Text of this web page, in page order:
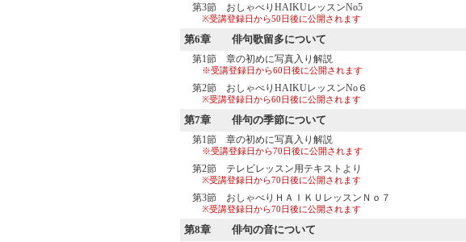
第3節 おしゃべりHAIKUレッスンNo5
※受講登録日から50日後に公開されます
第6章 俳句歌留多について
第1節 章の初めに写真入り解説
※受講登録日から60日後に公開されます
第2節 おしゃべりHAIKUレッスンNo６
※受講登録日から60日後に公開されます
第7章 俳句の季節について
第1節 章の初めに写真入り解説
※受講登録日から70日後に公開されます
第2節 テレビレッスン用テキストより
※受講登録日から70日後に公開されます
第3節 おしゃべりＨＡＩＫＵレッスンＮｏ７
※受講登録日から70日後に公開されます
第8章 俳句の音について